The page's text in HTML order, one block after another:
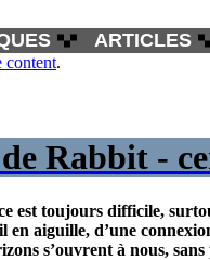
ARTICLES
content.
Rabbit -
est toujours difficile,
aiguille, d’une
s’ouvrent à nous,